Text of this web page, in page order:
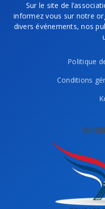
Sur le site de
informez vous sur notre
divers événements, nos
Politique
Conditions